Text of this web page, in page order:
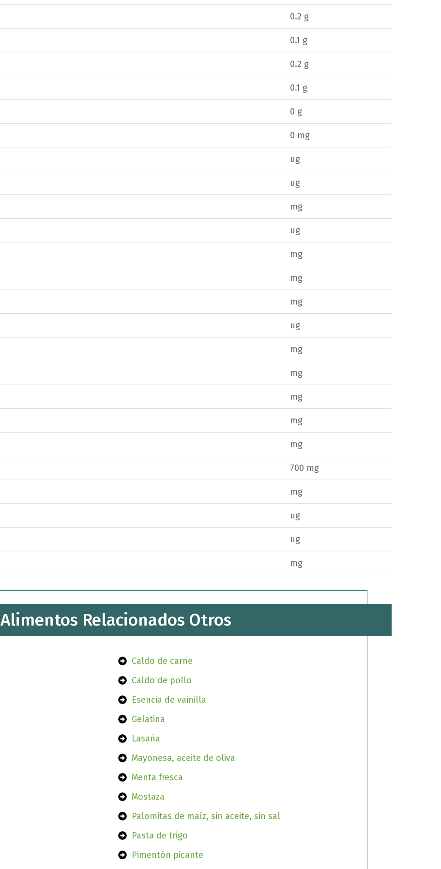
0.2 g
0.1 g
0.2 g
0.1 g
0 g
0 mg
ug
ug
mg
ug
mg
mg
mg
ug
mg
mg
mg
mg
mg
700 mg
mg
ug
ug
mg
Alimentos Relacionados Otros
Caldo de carne
Caldo de pollo
Esencia de vainilla
Gelatina
Lasaña
Mayonesa, aceite de oliva
Menta fresca
Mostaza
Palomitas de maíz, sin aceite, sin sal
Pasta de trigo
Pimentón picante